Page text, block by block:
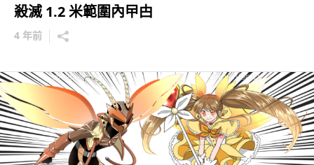
殺滅 1.2 米範圍內曱甴
4 年前